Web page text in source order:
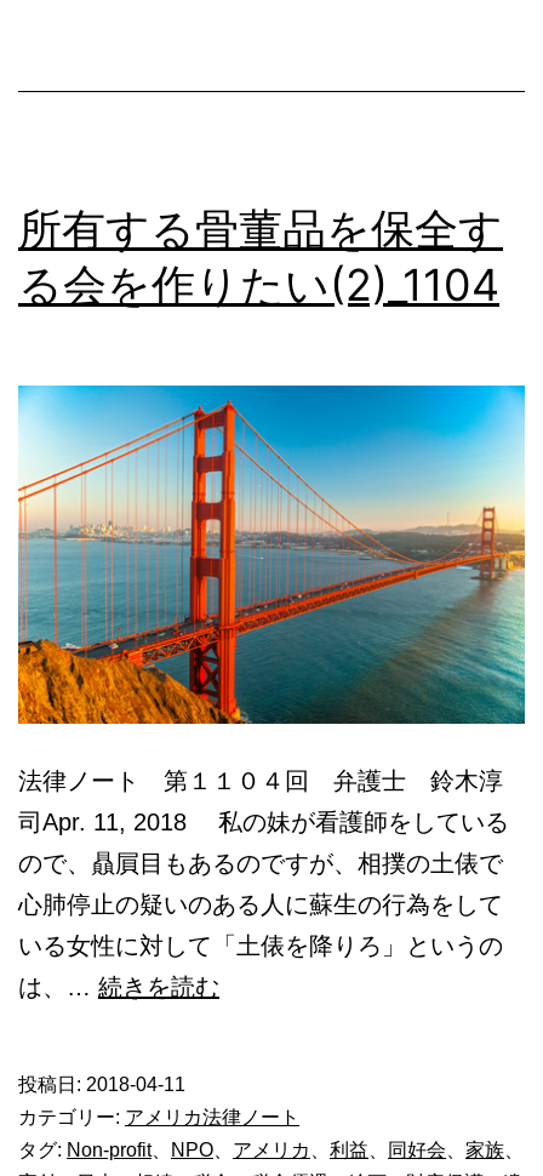
メ
で
寄
付
1165
所有する骨董品を保全す
る会を作りたい(2)_1104
法律ノート 第１１０４回 弁護士 鈴木淳
司Apr. 11, 2018 私の妹が看護師をしている
ので、贔屓目もあるのですが、相撲の土俵で
心肺停止の疑いのある人に蘇生の行為をして
いる女性に対して「土俵を降りろ」というの
は、… 続きを読む
る
骨
投稿日: 2018-04-11
カテゴリー: アメリカ法律ノート
タグ: Non-profit、 NPO、 アメリカ 、 利益、 同好会、 家族、